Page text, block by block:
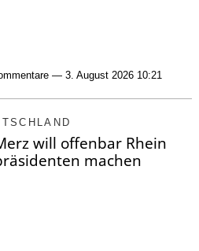
— 3. August 2026 10:21
will offenbar Rhein
machen